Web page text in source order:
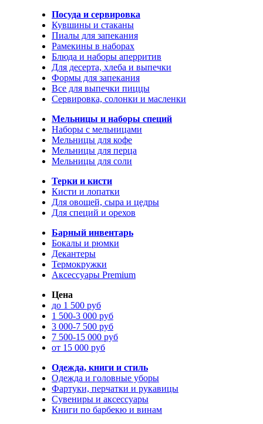
Посуда и сервировка
Кувшины и стаканы
Пиалы для запекания
Рамекины в наборах
Блюда и наборы аперритив
Для десерта, хлеба и выпечки
Формы для запекания
Все для выпечки пиццы
Сервировка, солонки и масленки
Мельницы и наборы специй
Наборы с мельницами
Мельницы для кофе
Мельницы для перца
Мельницы для соли
Терки и кисти
Кисти и лопатки
Для овощей, сыра и цедры
Для специй и орехов
Барный инвентарь
Бокалы и рюмки
Декантеры
Термокружки
Аксессуары Premium
Цена
до 1 500 руб
1 500-3 000 руб
3 000-7 500 руб
7 500-15 000 руб
от 15 000 руб
Одежда, книги и стиль
Одежда и головные уборы
Фартуки, перчатки и рукавицы
Сувениры и аксессуары
Книги по барбекю и винам